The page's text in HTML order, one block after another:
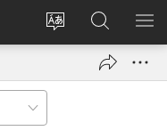
Alterar
Entrar
(abre
janela)
Pesquisar
no
Site